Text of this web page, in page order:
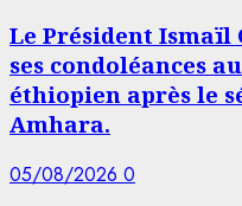
Le Président Ismaïl
ses condoléances
éthiopien après le
Amhara.
05/08/2026 0